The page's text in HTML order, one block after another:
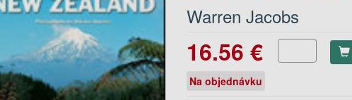
Warren Jacobs
16.56 €
Na objednávku